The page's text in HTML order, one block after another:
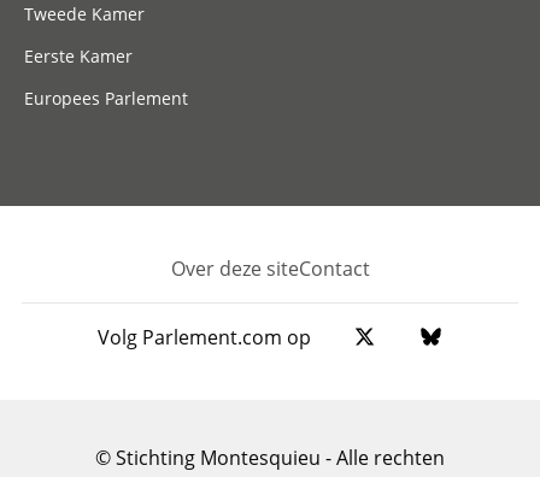
Tweede Kamer
Eerste Kamer
Europees Parlement
Footer
Over deze siteContact
Volg Parlement.com op
© Stichting Montesquieu - Alle rechten